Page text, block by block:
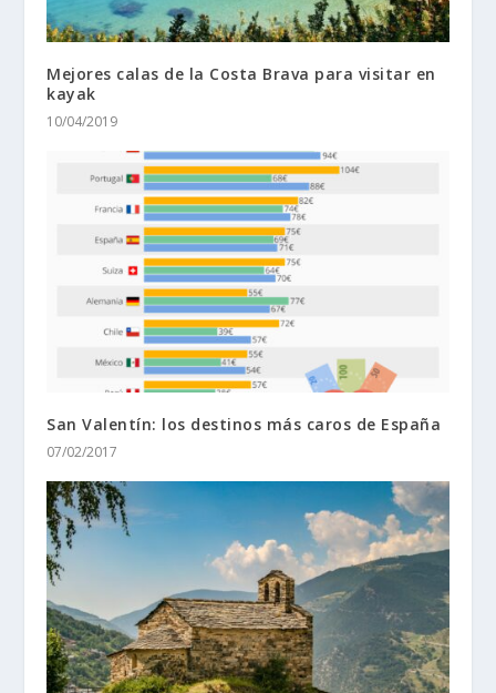
Mejores calas de la Costa Brava para visitar en
kayak
10/04/2019
San Valentín: los destinos más caros de España
07/02/2017